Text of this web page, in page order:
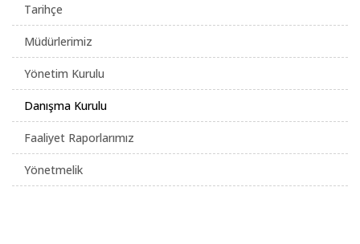
Tarihçe
Müdürlerimiz
Yönetim Kurulu
Danışma Kurulu
Faaliyet Raporlarımız
Yönetmelik